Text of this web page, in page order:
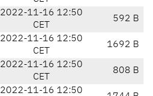
2022-11-16 12:50
CET
592 B
2022-11-16 12:50
CET
1692 B
2022-11-16 12:50
CET
808 B
2022-11-16 12:50